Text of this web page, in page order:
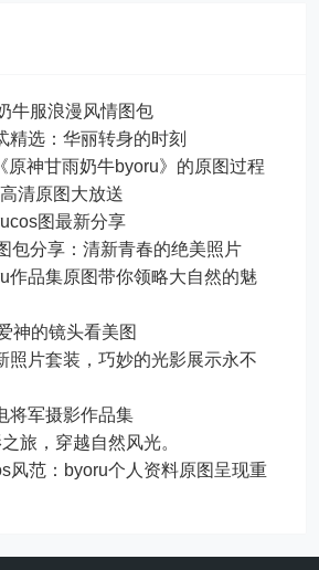
牛服浪漫风情图包
精选：华丽转身的时刻
原神甘雨奶牛byoru》的原图过程
清原图大放送
图最新分享
包分享：清新青春的绝美照片
作品集原图带你领略大自然的魅
神的镜头看美图
照片套装，巧妙的光影展示永不
将军摄影作品集
旅，穿越自然风光。
风范：byoru个人资料原图呈现重